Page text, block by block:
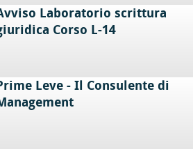
Laboratorio scrittura
Corso L-14
Leve - Il Consulente di